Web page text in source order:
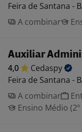
Feira de Santana -
A combinar
Auxiliar
4,0
Cedaspy
Feira de Santana -
A combinar
Ensino Médio